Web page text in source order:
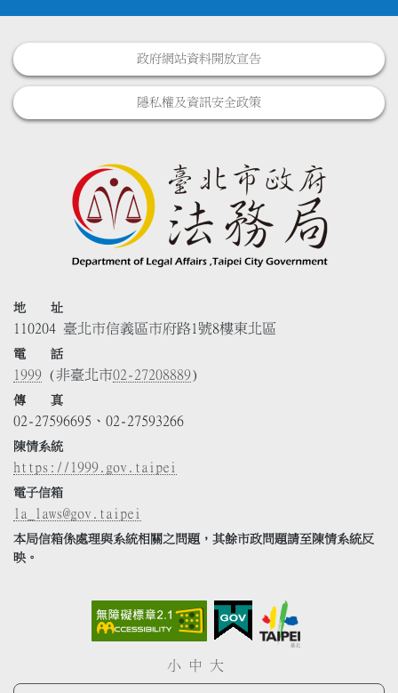
政府網站資料開放宣告
隱私權及資訊安全政策
地 址
110204 臺北市信義區市府路1號8樓東北區
電 話
1999 (非臺北市02-27208889)
傳 真
02-27596695、02-27593266
陳情系統
https://1999.gov.taipei
電子信箱
la_laws@gov.taipei
本局信箱係處理與系統相關之問題，其餘市政問題請至陳情系統反
映。
小 中 大